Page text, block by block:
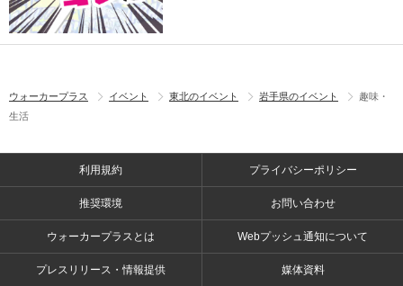
ウォーカープラス イベント 東北のイベント 岩手県のイベント
趣味・
生活
利用規約 プライバシーポリシー
推奨環境 お問い合わせ
ウォーカープラスとは Webプッシュ通知について
プレスリリース・情報提供 媒体資料